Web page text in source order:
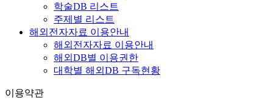
학술DB 리스트
주제별 리스트
해외전자자료 이용안내
해외전자자료 이용안내
해외DB별 이용권한
대학별 해외DB 구독현황
이용약관